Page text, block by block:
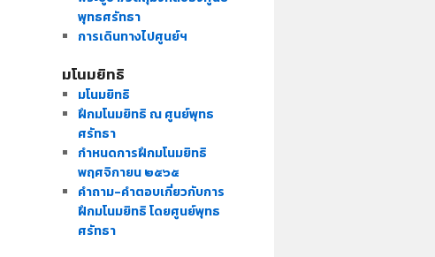
พุทธศรัทธา
การเดินทางไปศูนย์ฯ
มโนมยิทธิ
มโนมยิทธิ
ฝึกมโนมยิทธิ ณ ศูนย์พุทธ
ศรัทธา
กำหนดการฝึกมโนมยิทธิ
พฤศจิกายน ๒๕๖๕
คำถาม-คำตอบเกี่ยวกับการ
ฝึกมโนมยิทธิ โดยศูนย์พุทธ
ศรัทธา